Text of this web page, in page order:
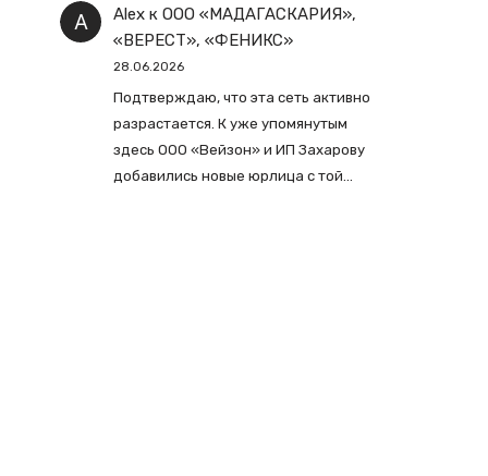
Alexк ООО «МАДАГАСКАРИЯ»,
«ВЕРЕСТ», «ФЕНИКС»
28.06.2026
Подтверждаю, что эта сеть активно
разрастается. К уже упомянутым
здесь ООО «Вейзон» и ИП Захарову
добавились новые юрлица с той…